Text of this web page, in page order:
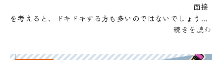
面接
を考えると、ドキドキする方も多いのではないでしょう…
続きを読む